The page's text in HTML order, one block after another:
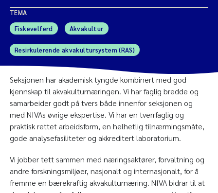
TEMA
Fiskevelferd
Akvakultur
Resirkulerende akvakultursystem (RAS)
Seksjonen har akademisk tyngde kombinert med god
kjennskap til akvakulturnæringen. Vi har faglig bredde og
samarbeider godt på tvers både innenfor seksjonen og
med NIVAs øvrige ekspertise. Vi har en tverrfaglig og
praktisk rettet arbeidsform, en helhetlig tilnærmingsmåte,
gode analysefasiliteter og akkreditert laboratorium.
Vi jobber tett sammen med næringsaktører, forvaltning og
andre forskningsmiljøer, nasjonalt og internasjonalt, for å
fremme en bærekraftig akvakulturnæring. NIVA bidrar til at